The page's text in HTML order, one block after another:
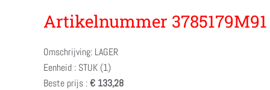
Artikelnummer 3785179M91
Omschrijving: LAGER
Eenheid : STUK (1)
Beste prijs :€ 133,28